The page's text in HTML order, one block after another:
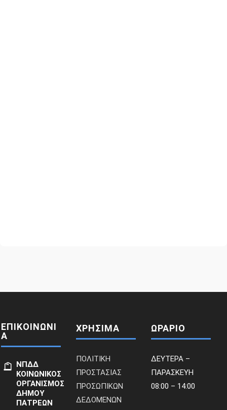
ΕΠΙΚΟΙΝΩΝΙ
Α
ΝΠΔΔ
ΚΟΙΝΩΝΙΚΟΣ
ΟΡΓΑΝΙΣΜΟΣ
ΔΗΜΟΥ
ΠΑΤΡΕΩΝ
ΧΡΗΣΙΜΑ
ΠΟΛΙΤΙΚΗ
ΠΡΟΣΤΑΣΙΑΣ
ΠΡΟΣΩΠΙΚΩΝ
ΔΕΔΟΜΕΝΩΝ
ΩΡΑΡΙΟ
ΔΕΥΤΕΡΑ –
ΠΑΡΑΣΚΕΥΗ
08:00 – 14:00